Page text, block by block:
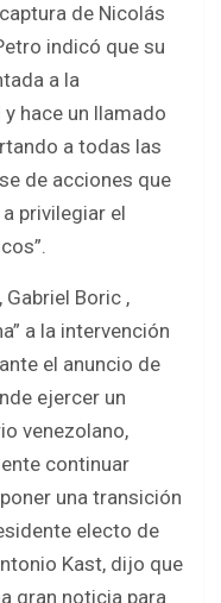
de Nicolás
indicó que su
a la
hace un llamado
a todas las
de acciones que
privilegiar el
Boric ,
a la intervención
el anuncio de
ejercer un
venezolano,
continuar
una transición
electo de
Kast, dijo que
gran noticia para